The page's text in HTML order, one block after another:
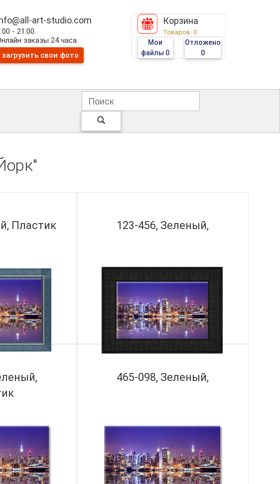
art-studio.com
- 21:00.
заказы 24 часа.
загрузить свои фото
Корзина
Товаров:0
Мои
файлы 0
Отложено
0
Пластик 123-456, Зеленый,
465-098, Зеленый,